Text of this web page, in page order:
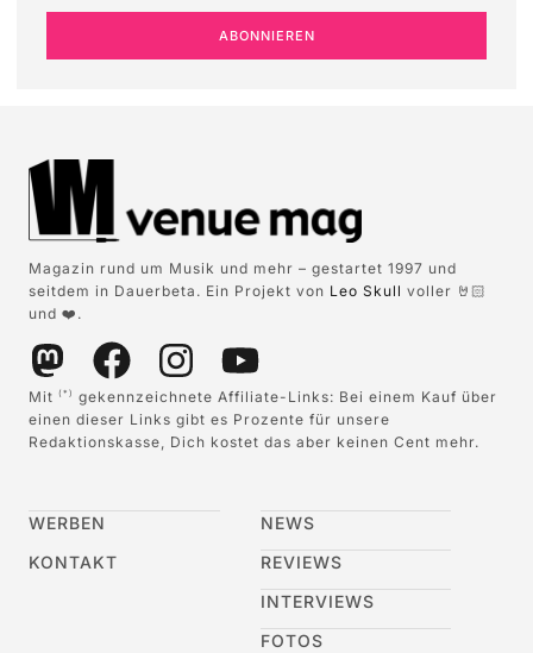
ABONNIEREN
Magazin rund um Musik und mehr – gestartet 1997 und
seitdem in Dauerbeta. Ein Projekt von Leo Skull voller 🤘🏻
und ❤️.
Mit (*)
gekennzeichnete Affiliate-Links: Bei einem Kauf über
einen dieser Links gibt es Prozente für unsere
Redaktionskasse, Dich kostet das aber keinen Cent mehr.
WERBEN
KONTAKT
NEWS
REVIEWS
INTERVIEWS
FOTOS